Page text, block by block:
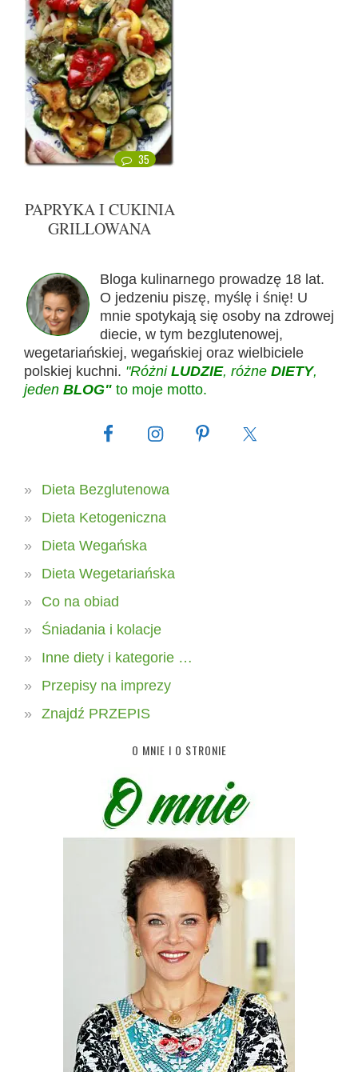
35
PAPRYKA I CUKINIA
GRILLOWANA
Bloga kulinarnego prowadzę 18 lat.
O jedzeniu piszę, myślę i śnię! U
mnie spotykają się osoby na zdrowej
diecie, w tym bezglutenowej,
wegetariańskiej, wegańskiej oraz wielbiciele
polskiej kuchni. "Różni LUDZIE, różne DIETY,
jeden BLOG" to moje motto.
Dieta Bezglutenowa
Dieta Ketogeniczna
Dieta Wegańska
Dieta Wegetariańska
Co na obiad
Śniadania i kolacje
Inne diety i kategorie …
Przepisy na imprezy
Znajdź PRZEPIS
O MNIE I O STRONIE